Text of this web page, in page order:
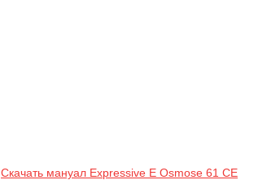
Скачать мануал Expressive E Osmose 61 CE